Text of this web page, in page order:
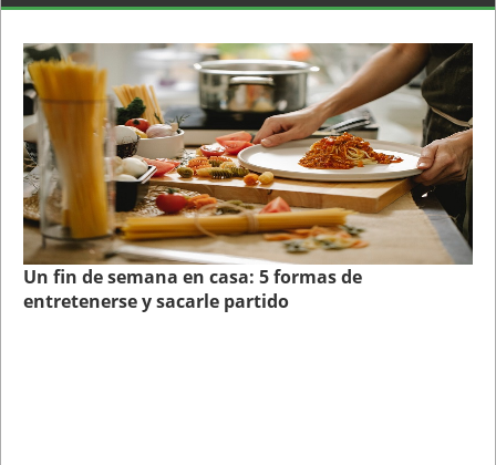
Un fin de semana en casa: 5 formas de
entretenerse y sacarle partido